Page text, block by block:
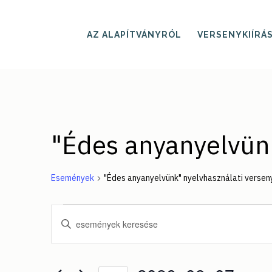
AZ ALAPÍTVÁNYRÓL
"Édes
Események "Édes anyanyelvünk" nyelvhasználati
Események
for
Események
keresése
Írja
a
keresőszót.